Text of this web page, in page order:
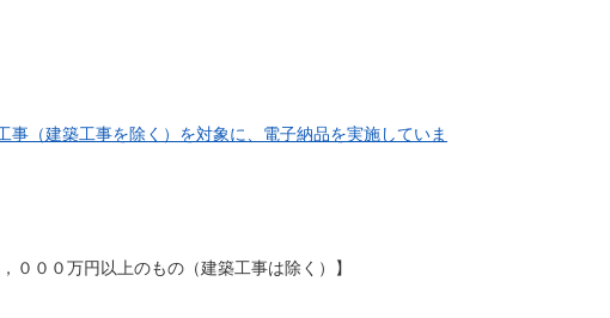
（建築工事を除く）を対象に、電子納品を実施していま
０００万円以上のもの（建築工事は除く）】